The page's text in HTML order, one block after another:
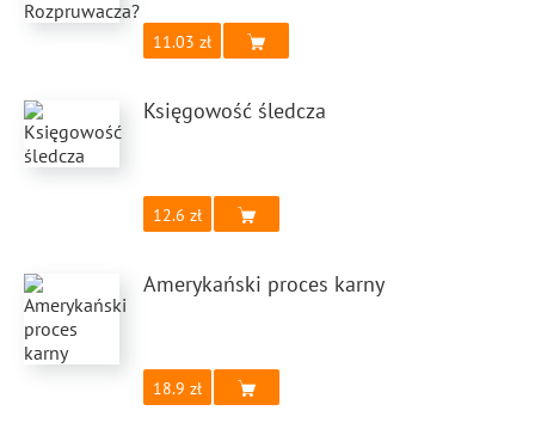
11.03
Księgowość śledcza
12.6
Amerykański proces karny
18.9